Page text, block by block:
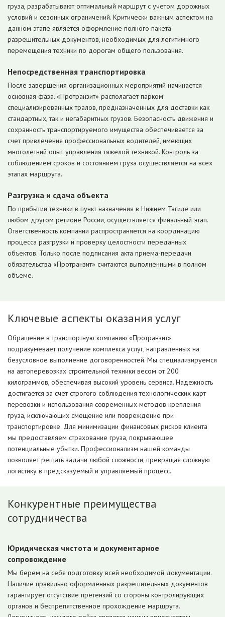
груза, разрабатывают оптимальный маршрут с учетом дорожных
условий и сезонных ограничений. Критически важным аспектом на
данном этапе является оформление полного пакета
разрешительных документов, необходимых для легитимного
перемещения техники по дорогам общего пользования.
Непосредственная транспортировка
После завершения организационных мероприятий начинается
основная фаза. «Протранзит» располагает парком
специализированных тралов, предназначенных для доставки как
стандартных, так и негабаритных грузов. Безопасность движения и
сохранность транспортируемого имущества обеспечивается за
счет привлечения профессиональных водителей, имеющих
многолетний опыт управления тяжелой техникой. Контроль за
соблюдением сроков и состоянием груза осуществляется на всех
этапах маршрута.
Разгрузка и сдача объекта
По прибытии техники в пункт назначения в Нижнем Тагиле или
любом другом регионе России, осуществляется финальный этап.
Ответственность компании распространяется на координацию
процесса разгрузки и проверку целостности переданных
объектов. Только после подписания акта приема-передачи
обязательства «Протранзит» считаются выполненными в полном
объеме.
Ключевые аспекты оказания услуг
Обращение в транспортную компанию «Протранзит»
подразумевает получение комплекса услуг, направленных на
безусловное выполнение договоренностей. Мы специализируемся
на автоперевозках строительной техники весом от 200
килограммов, обеспечивая высокий уровень сервиса. Надежность
достигается за счет строгого соблюдения технологических карт
перевозки и использования современных методов крепления
груза, исключающих смещение или повреждение при
транспортировке. Для минимизации финансовых рисков клиента
мы предоставляем страхование груза, покрывающее
потенциальные убытки. Профессионализм нашей команды
позволяет решать задачи любой сложности, превращая сложную
логистику в предсказуемый и управляемый процесс.
Конкурентные преимущества
сотрудничества
Юридическая чистота и документарное
сопровождение
Мы берем на себя подготовку всей необходимой документации.
Наличие правильно оформленных разрешительных документов
гарантирует отсутствие претензий со стороны контролирующих
органов и беспрепятственное прохождение маршрута.